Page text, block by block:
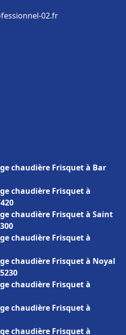
02.fr
chaudière Frisquet à Bar
chaudière Frisquet à
chaudière Frisquet à Saint
chaudière Frisquet à
chaudière Frisquet à Noyal
chaudière Frisquet à
chaudière Frisquet à
chaudière Frisquet à